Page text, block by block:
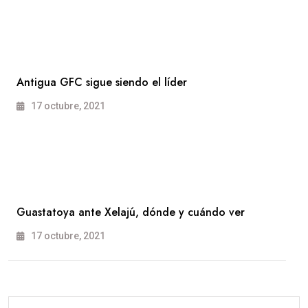
Antigua GFC sigue siendo el líder
17 octubre, 2021
Guastatoya ante Xelajú, dónde y cuándo ver
17 octubre, 2021